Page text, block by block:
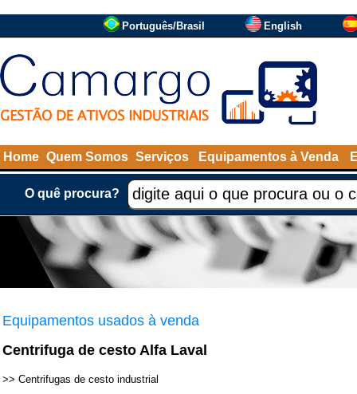
Português/Brasil English
Home Quem Somos Serviços Equipamentos à Venda
O quê procura?
Equipamentos usados à venda
Centrifuga de cesto Alfa Laval
>> Centrifugas de cesto industrial